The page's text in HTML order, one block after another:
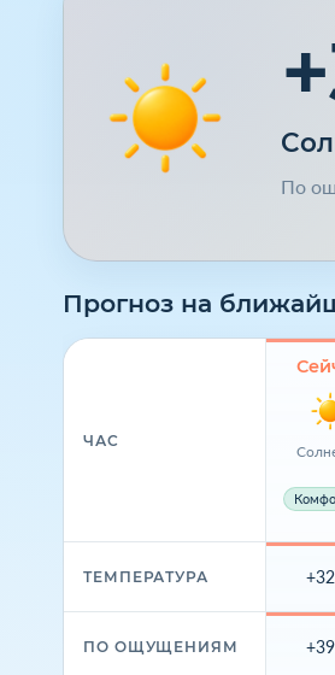
По
Прогноз на
ЧАС
ТЕМПЕРАТУРА
ПО ОЩУЩЕНИЯМ